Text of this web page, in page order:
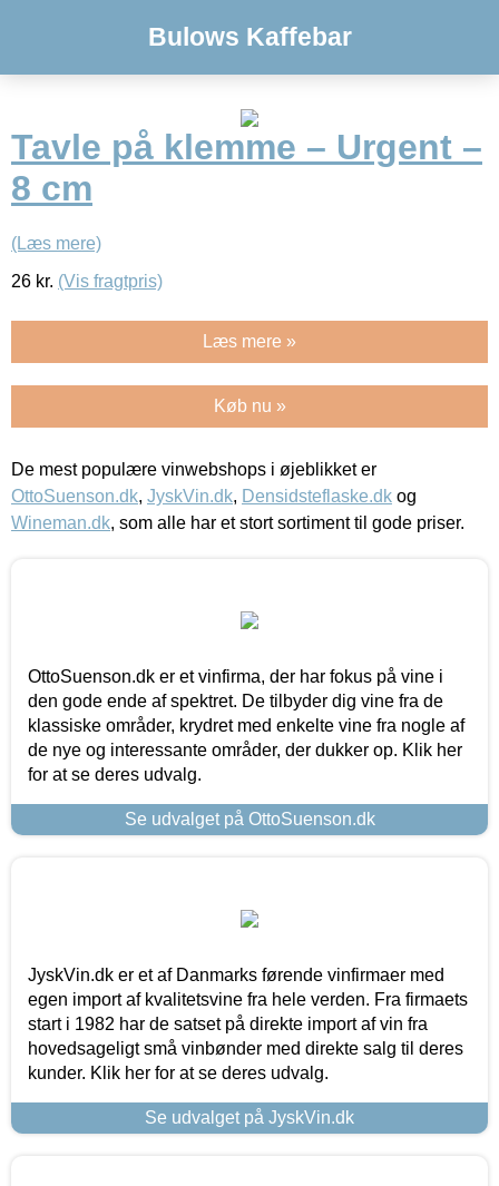
Bulows Kaffebar
Tavle på klemme – Urgent –
8 cm
(Læs mere)
26 kr. (Vis fragtpris)
Læs mere »
Køb nu »
De mest populære vinwebshops i øjeblikket er
OttoSuenson.dk, JyskVin.dk, Densidsteflaske.dk og
Wineman.dk, som alle har et stort sortiment til gode priser.
OttoSuenson.dk er et vinfirma, der har fokus på vine i
den gode ende af spektret. De tilbyder dig vine fra de
klassiske områder, krydret med enkelte vine fra nogle af
de nye og interessante områder, der dukker op. Klik her
for at se deres udvalg.
Se udvalget på OttoSuenson.dk
JyskVin.dk er et af Danmarks førende vinfirmaer med
egen import af kvalitetsvine fra hele verden. Fra firmaets
start i 1982 har de satset på direkte import af vin fra
hovedsageligt små vinbønder med direkte salg til deres
kunder. Klik her for at se deres udvalg.
Se udvalget på JyskVin.dk